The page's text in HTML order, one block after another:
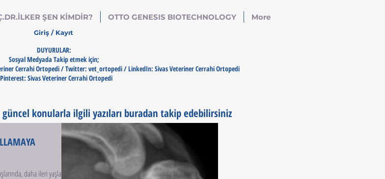
ŞEN KİMDİR? OTTO GENESIS BIOTECHNOLOGY More
Giriş / Kayıt
DUYURULAR:
Sosyal Medyada Takip etmek için;
Cerrahi Ortopedi / Twitter: vet_ortopedi / LinkedIn: Sivas Veteriner Cerrahi Ortopedi
Sivas Veteriner Cerrahi Ortopedi
konularla ilgili yazıları buradan takip edebilirsiniz
daha ileri yaşlara